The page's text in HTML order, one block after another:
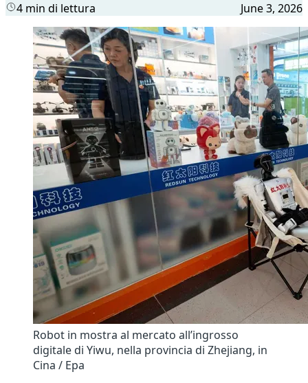
4 min di lettura June 3, 2026
Robot in mostra al mercato all’ingrosso
digitale di Yiwu, nella provincia di Zhejiang, in
Cina / Epa